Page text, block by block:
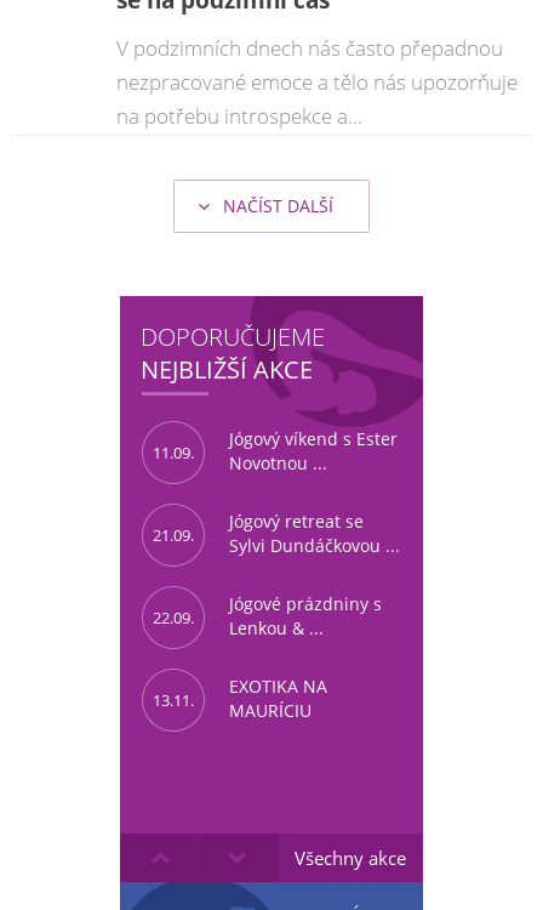
V podzimních dnech nás často přepadnou
nezpracované emoce a tělo nás upozorňuje
na potřebu introspekce a...
NAČÍST DALŠÍ
DOPORUČUJEME
NEJBLIŽŠÍ AKCE
11.09.
Jógový víkend s Ester
Novotnou ...
21.09.
Jógový retreat se
Sylvi Dundáčkovou ...
22.09.
Jógové prázdniny s
Lenkou & ...
13.11.
EXOTIKA NA
MAURÍCIU
Všechny akce